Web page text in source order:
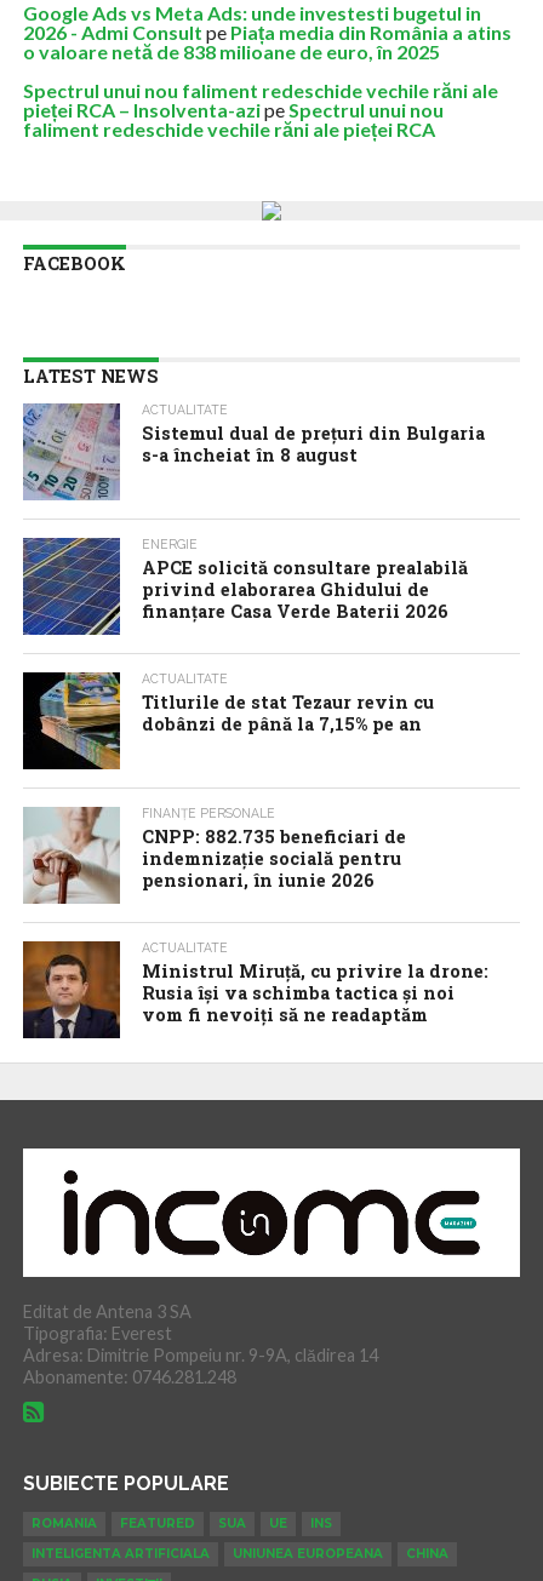
Google Ads vs Meta Ads: unde investesti bugetul in
2026 - Admi Consult pe Piața media din România a atins
o valoare netă de 838 milioane de euro, în 2025
Spectrul unui nou faliment redeschide vechile răni ale
pieței RCA – Insolventa-azipeSpectrul unui nou
faliment redeschide vechile răni ale pieței RCA
FACEBOOK
LATEST NEWS
ACTUALITATE
Sistemul dual de prețuri din Bulgaria
s-a încheiat în 8 august
ENERGIE
APCE solicită consultare prealabilă
privind elaborarea Ghidului de
finanțare Casa Verde Baterii 2026
ACTUALITATE
Titlurile de stat Tezaur revin cu
dobânzi de până la 7,15% pe an
FINANȚE PERSONALE
CNPP: 882.735 beneficiari de
indemnizație socială pentru
pensionari, în iunie 2026
ACTUALITATE
Ministrul Miruță, cu privire la drone:
Rusia își va schimba tactica și noi
vom fi nevoiți să ne readaptăm
Editat de Antena 3 SA
Tipografia: Everest
Adresa: Dimitrie Pompeiu nr. 9-9A, clădirea 14
Abonamente: 0746.281.248
SUBIECTE POPULARE
ROMANIA FEATURED SUA UE
INS
INTELIGENTA ARTIFICIALA
UNIUNEA EUROPEANA
CHINA